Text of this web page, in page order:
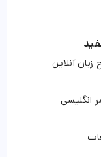
آنلاین
انگلیسی